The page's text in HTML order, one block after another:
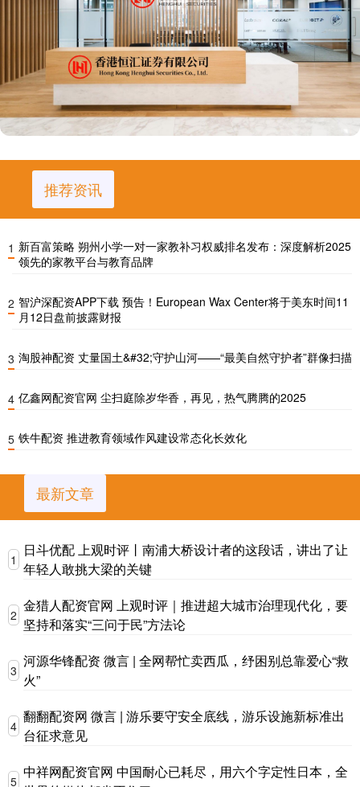
推荐资讯
1 新百富策略 朔州小学一对一家教补习权威排名发布：深度解析2025
领先的家教平台与教育品牌
2 智沪深配资APP下载 预告！European Wax Center将于美东时间11
月12日盘前披露财报
3 淘股神配资 丈量国土&#32;守护山河——“最美自然守护者”群像扫描
4 亿鑫网配资官网 尘扫庭除岁华香，再见，热气腾腾的2025
5 铁牛配资 推进教育领域作风建设常态化长效化
最新文章
1
日斗优配 上观时评丨南浦大桥设计者的这段话，讲出了让
年轻人敢挑大梁的关键
2
金猎人配资官网 上观时评｜推进超大城市治理现代化，要
坚持和落实“三问于民”方法论
3
河源华锋配资 微言 | 全网帮忙卖西瓜，纾困别总靠爱心“救
火”
4
翻翻配资网 微言 | 游乐要守安全底线，游乐设施新标准出
台征求意见
5
中祥网配资官网 中国耐心已耗尽，用六个字定性日本，全